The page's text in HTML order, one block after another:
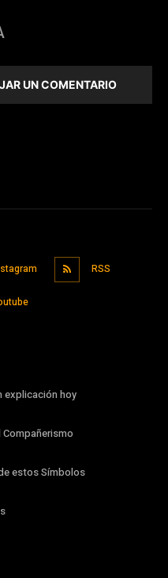
UN COMENTARIO
RSS
explicación hoy
Compañerismo
estos Símbolos